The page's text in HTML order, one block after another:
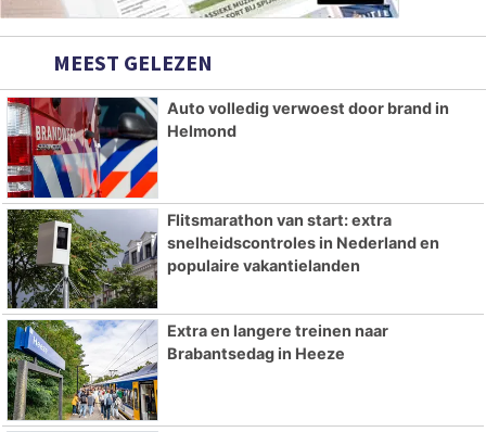
MEEST GELEZEN
Auto volledig verwoest door brand in
Helmond
Flitsmarathon van start: extra
snelheidscontroles in Nederland en
populaire vakantielanden
Extra en langere treinen naar
Brabantsedag in Heeze